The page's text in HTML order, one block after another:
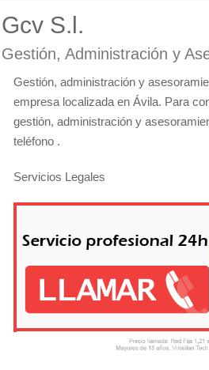
Gcv S.l.
Gestión, Administración y
Gestión, administración y
empresa localizada en Ávila. Para
gestión, administración y
teléfono .
Servicios Legales